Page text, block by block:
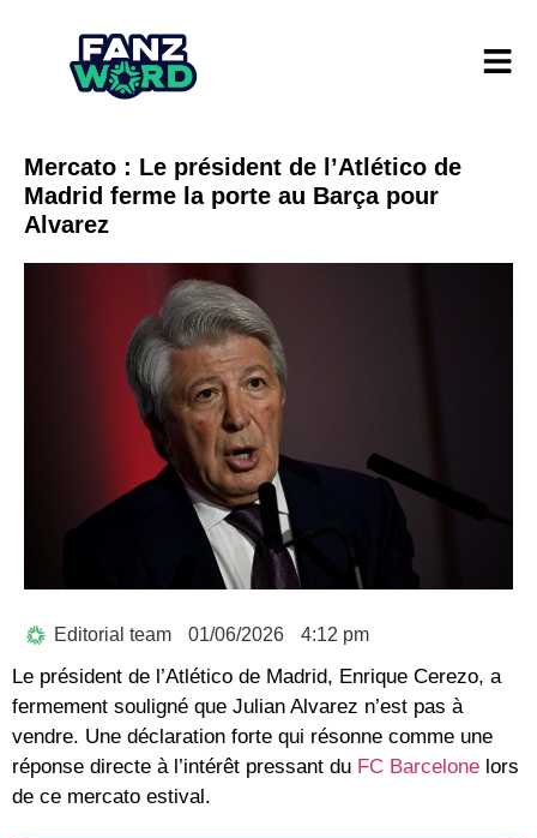
Mercato : Le président de l’Atlético de
Madrid ferme la porte au Barça pour
Alvarez
Editorial team 01/06/2026 4:12 pm
Le président de l’Atlético de Madrid, Enrique Cerezo, a
fermement souligné que Julian Alvarez n’est pas à
vendre. Une déclaration forte qui résonne comme une
réponse directe à l’intérêt pressant du FC Barcelone lors
de ce mercato estival.